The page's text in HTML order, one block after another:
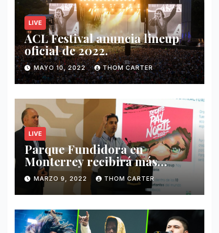
LIVE
ACL Festival anuncia lineup
oficial de 2022.
MAYO 10, 2022 THOM CARTER
LIVE
Parque Fundidora en
Monterrey recibirá más
ingresos por festivales de
Música.
MARZO 9, 2022 THOM CARTER